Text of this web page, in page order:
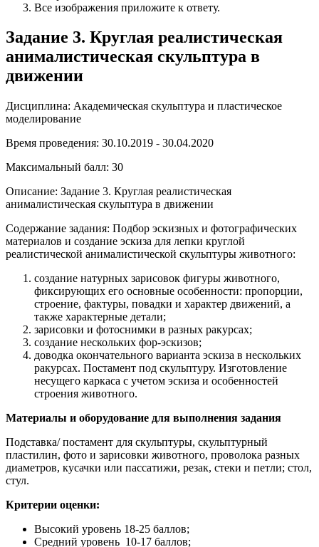
Все изображения приложите к ответу.
Задание 3. Круглая реалистическая
анималистическая скульптура в
движении
Дисциплина: Академическая скульптура и пластическое
моделирование
Время проведения: 30.10.2019 - 30.04.2020
Максимальный балл: 30
Описание: Задание 3. Круглая реалистическая
анималистическая скульптура в движении
Содержание задания: Подбор эскизных и фотографических
материалов и создание эскиза для лепки круглой
реалистической анималистической скульптуры животного:
создание натурных зарисовок фигуры животного,
фиксирующих его основные особенности: пропорции,
строение, фактуры, повадки и характер движений, а
также характерные детали;
зарисовки и фотоснимки в разных ракурсах;
создание нескольких фор-эскизов;
доводка окончательного варианта эскиза в нескольких
ракурсах. Постамент под скульптуру. Изготовление
несущего каркаса с учетом эскиза и особенностей
строения животного.
Материалы и оборудование для выполнения задания
Подставка/ постамент для скульптуры, скульптурный
пластилин, фото и зарисовки животного, проволока разных
диаметров, кусачки или пассатижи, резак, стеки и петли; стол,
стул.
Критерии оценки:
Высокий уровень 18-25 баллов;
Средний уровень 10-17 баллов;